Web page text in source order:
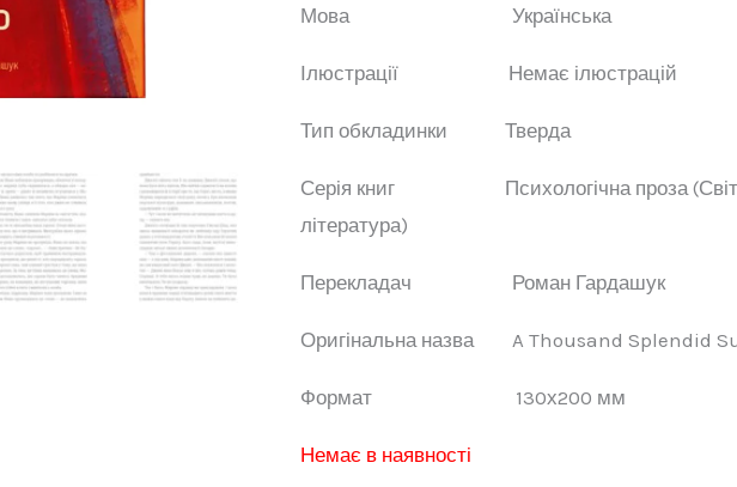
Мова Українська
Ілюстрації Немає ілюстрацій
Тип обкладинки Тверда
Серія книг Психологічна проза
література)
Перекладач Роман Гардашук
Оригінальна назва A Thousand Splendid
Формат 130х200 мм
Немає в наявності